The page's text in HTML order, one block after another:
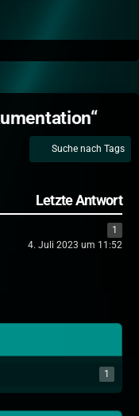
Suche nach Tags
Letzte Antwort
1
4. Juli 2023 um 11:52
1